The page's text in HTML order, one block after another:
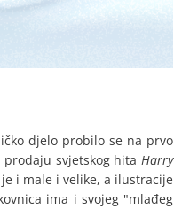
djelo probilo se na prvo
svjetskog hita Harry
i male i velike, a ilustracije
ima i svojeg "mlađeg